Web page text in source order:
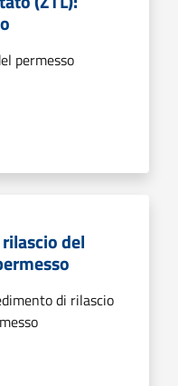
permesso
del
di rilascio